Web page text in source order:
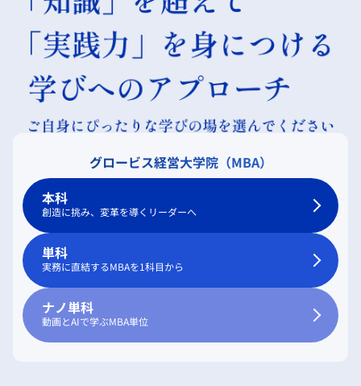
グロービス経営大学院（MBA）
本科
創造に挑み、変革を導くリーダーへ
単科
実務に直結するMBAを1科目から
ナノ単科
動画とAIで学ぶMBA単位